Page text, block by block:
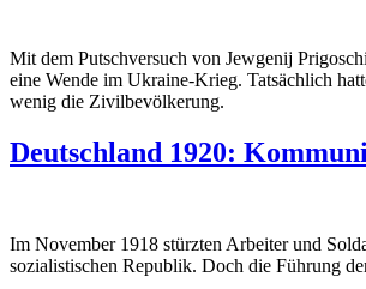
Mit dem Putschversuch von Jewgenij
eine Wende im Ukraine-Krieg. Tatsächlich
wenig die Zivilbevölkerung.
Deutschland 1920:
Im November 1918 stürzten Arbeiter und
sozialistischen Republik. Doch die Führung